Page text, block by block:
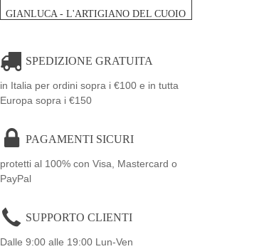
GIANLUCA - L'ARTIGIANO DEL CUOIO
SPEDIZIONE GRATUITA
in Italia per ordini sopra i €100 e in tutta
Europa sopra i €150
PAGAMENTI SICURI
protetti al 100% con Visa, Mastercard o
PayPal
SUPPORTO CLIENTI
Dalle 9:00 alle 19:00 Lun-Ven